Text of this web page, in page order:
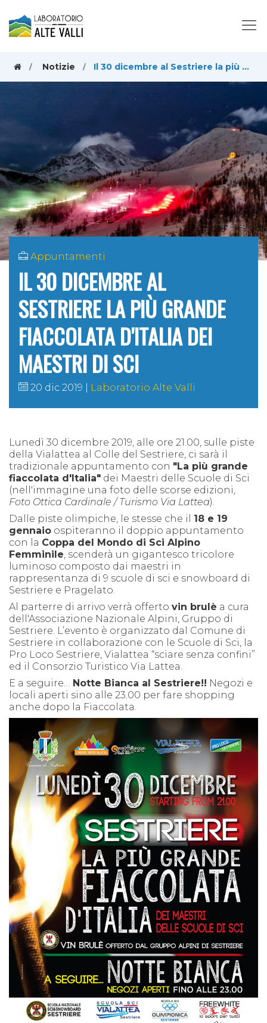
Notizie Il 30 dicembre al Sestriere la più grande fiaccolata d'Italia dei maestri di sci
Appuntamenti
IL 30 DICEMBRE AL
SESTRIERE LA PIÙ GRANDE
FIACCOLATA D'ITALIA DEI
MAESTRI DI SCI
20 dic 2019 Laboratorio Alte Valli
Lunedì 30 dicembre 2019, alle ore 21.00, sulle piste
della Vialattea al Colle del Sestriere, ci sarà il
tradizionale appuntamento con "La più grande
fiaccolata d'Italia" dei Maestri delle Scuole di Sci
(nell'immagine una foto delle scorse edizioni,
Foto Ottica Cardinale / Turismo Via Lattea).
Dalle piste olimpiche, le stesse che il 18 e 19
gennaio ospiteranno il doppio appuntamento
con la Coppa del Mondo di Sci Alpino
Femminile , scenderà un gigantesco tricolore
luminoso composto dai maestri in
rappresentanza di 9 scuole di sci e snowboard di
Sestriere e Pragelato.
Al parterre di arrivo verrà offerto vin brulè a cura
dell'Associazione Nazionale Alpini, Gruppo di
Sestriere. L’evento è organizzato dal Comune di
Sestriere in collaborazione con le Scuole di Sci, la
Pro Loco Sestriere, Vialattea “sciare senza confini”
ed il Consorzio Turistico Via Lattea.
E a seguire… Notte Bianca al Sestriere!! Negozi e
locali aperti sino alle 23.00 per fare shopping
anche dopo la Fiaccolata.